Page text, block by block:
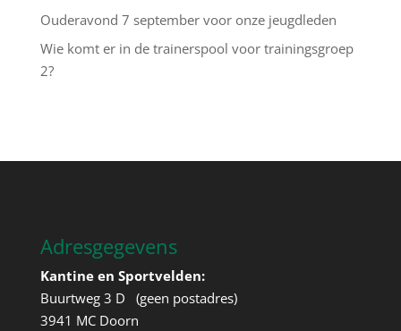
Ouderavond 7 september voor onze jeugdleden
Wie komt er in de trainerspool voor trainingsgroep
2?
Adresgegevens
Kantine en Sportvelden:
Buurtweg 3 D (geen postadres)
3941 MC Doorn